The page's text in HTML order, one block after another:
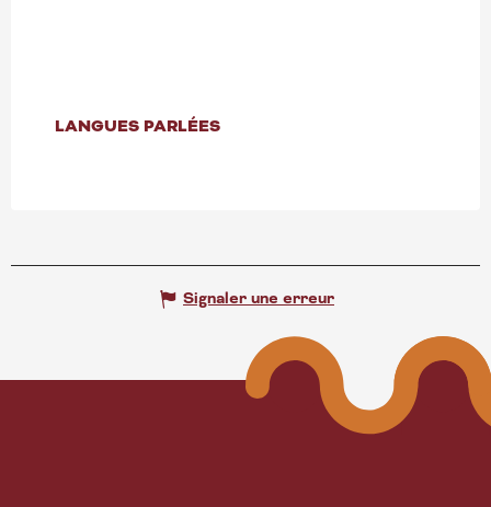
LANGUES PARLÉES
LANGUES PARLÉES
Signaler une erreur